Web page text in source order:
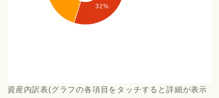
32%
資産内訳表(グラフの各項目をタッチすると詳細が表示